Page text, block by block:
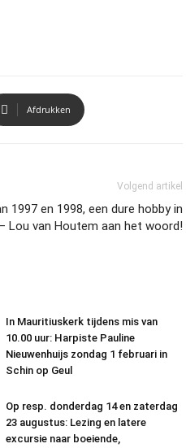
Afdrukken
Volgend artikel
1997 en 1998, een dure hobby in
Lou van Houtem aan het woord!
In Mauritiuskerk tijdens mis van
10.00 uur: Harpiste Pauline
Nieuwenhuijs zondag 1 februari in
Schin op Geul
Op resp. donderdag 14 en zaterdag
23 augustus: Lezing en latere
excursie naar boeiende,